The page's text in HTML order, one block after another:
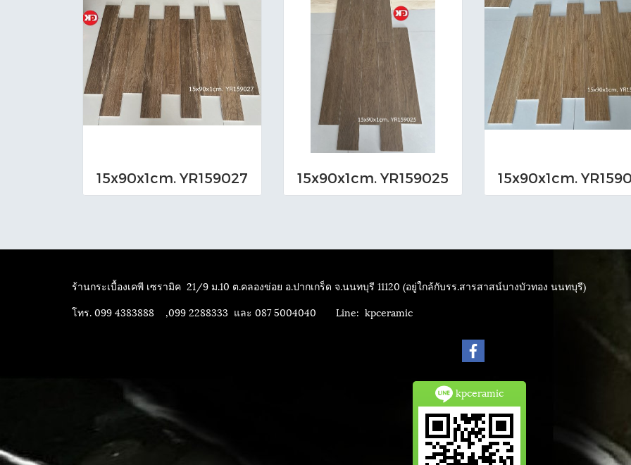
15x90x1cm. YR159027 15x90x1cm. YR159025 15x90x1cm.
ร้านกระเบื้องเคพี เซรามิค 21/9 ม.10 ต.คลองข่อย อ.ปากเกร็ด จ.นนทบุรี 11120 (อยู่ใกล้กับรร.สารสาสน์บางบัวทอง นนทบุรี)
โทร. 099 4383888 ,099 2288333 และ 087 5004040 Line: kpceramic
kpceramic